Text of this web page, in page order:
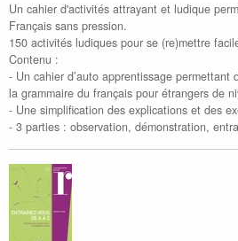
Un cahier d'activités attrayant et ludique
Français sans pression.
150 activités ludiques pour se (re)mettre
Contenu :
- Un cahier d’auto apprentissage permettant
la grammaire du français pour étrangers de
- Une simplification des explications et des
- 3 parties : observation, démonstration,